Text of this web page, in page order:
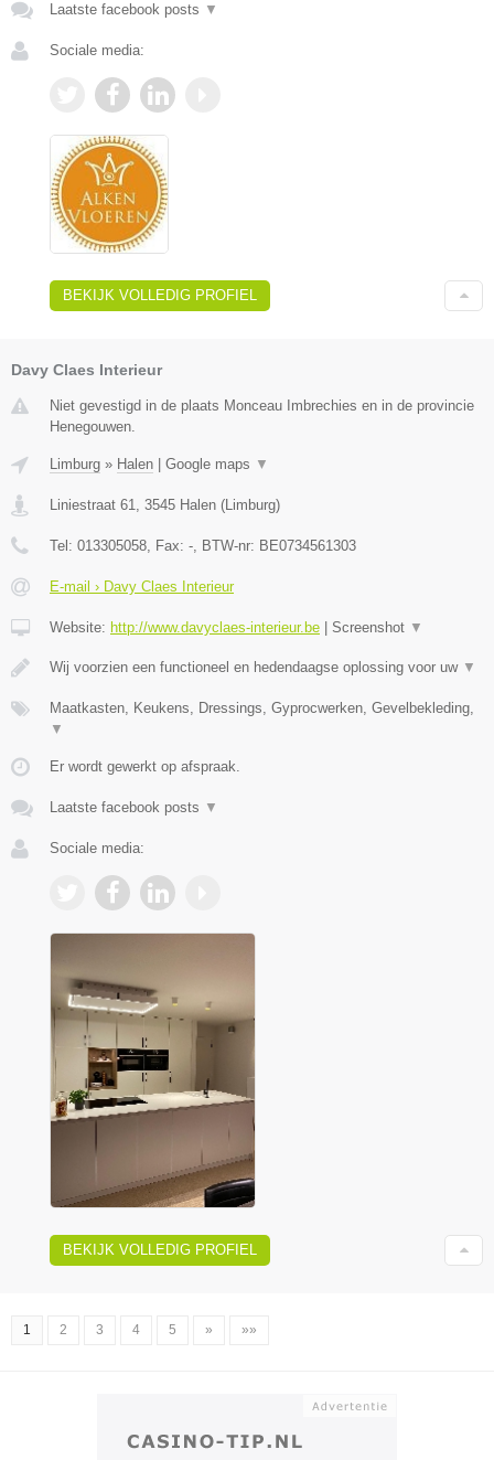
Laatste facebook posts ▼
Sociale media:
BEKIJK VOLLEDIG PROFIEL
Davy Claes Interieur
Niet gevestigd in de plaats Monceau Imbrechies en in de provincie
Henegouwen.
Limburg » Halen Google maps ▼
Liniestraat 61, 3545 Halen (Limburg)
Tel: 013305058, Fax: -, BTW-nr: BE0734561303
E-mail › Davy Claes Interieur
Website: http://www.davyclaes-interieur.be Screenshot ▼
Wij voorzien een functioneel en hedendaagse oplossing voor uw ▼
Maatkasten, Keukens, Dressings, Gyprocwerken, Gevelbekleding,
▼
Er wordt gewerkt op afspraak.
Laatste facebook posts ▼
Sociale media:
BEKIJK VOLLEDIG PROFIEL
1 2 3 4 5 » »»